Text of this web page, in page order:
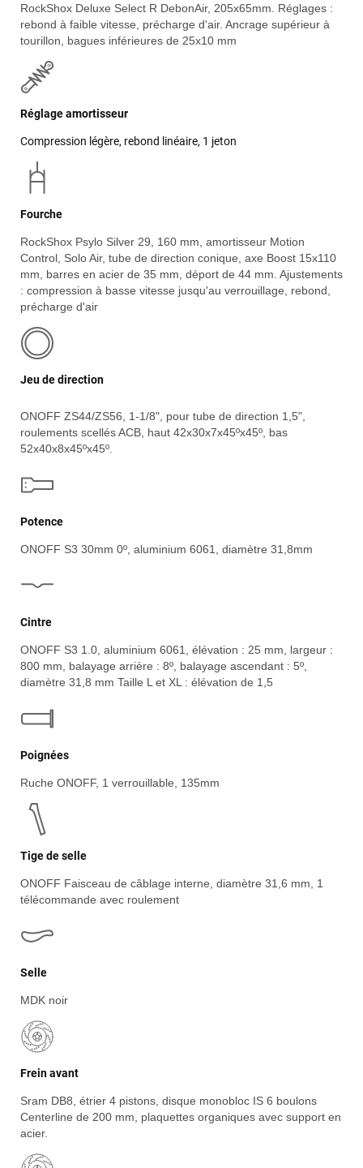
RockShox Deluxe Select R DebonAir, 205x65mm. Réglages :
rebond à faible vitesse, précharge d'air. Ancrage supérieur à
tourillon, bagues inférieures de 25x10 mm
Réglage amortisseur
Compression légère, rebond linéaire, 1 jeton
Fourche
RockShox Psylo Silver 29, 160 mm, amortisseur Motion
Control, Solo Air, tube de direction conique, axe Boost 15x110
mm, barres en acier de 35 mm, déport de 44 mm. Ajustements
: compression à basse vitesse jusqu'au verrouillage, rebond,
précharge d'air
Jeu de direction
ONOFF ZS44/ZS56, 1-1/8", pour tube de direction 1,5",
roulements scellés ACB, haut 42x30x7x45ºx45º, bas
52x40x8x45ºx45º.
Potence
ONOFF S3 30mm 0º, aluminium 6061, diamètre 31,8mm
Cintre
ONOFF S3 1.0, aluminium 6061, élévation : 25 mm, largeur :
800 mm, balayage arrière : 8º, balayage ascendant : 5º,
diamètre 31,8 mm Taille L et XL : élévation de 1,5
Poignées
Ruche ONOFF, 1 verrouillable, 135mm
Tige de selle
ONOFF Faisceau de câblage interne, diamètre 31,6 mm, 1
télécommande avec roulement
Selle
MDK noir
Frein avant
Sram DB8, étrier 4 pistons, disque monobloc IS 6 boulons
Centerline de 200 mm, plaquettes organiques avec support en
acier.
Jean-Marc TAMAYO
J'ai acheté un Mondraker Chaser chez Funway Vélo à La
Garde en octobre 2024 et, dès le départ, j'ai été très satisfait
de mon achat. J'avais d'ailleurs recommandé cette enseigne
à plusieurs amis, dont cinq ont finalement acheté le même
techniques sur mon VTT, qui ont nécessité plusieurs